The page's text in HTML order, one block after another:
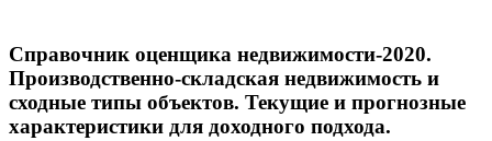
Справочник оценщика недвижимости-2020.
Производственно-складская недвижимость и
сходные типы объектов. Текущие и прогнозные
характеристики для доходного подхода.